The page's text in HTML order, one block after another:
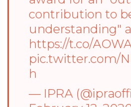
contribution to
understanding"
https://t.co/
pic.twitter.com/
h
— IPRA